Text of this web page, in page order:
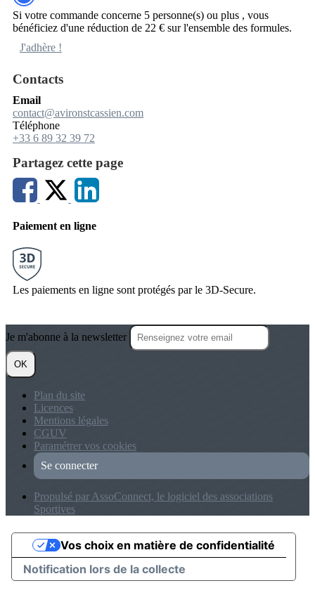
Si votre commande concerne 5 personne(s) ou plus , vous
bénéficiez d'une réduction de 22 € sur l'ensemble des formules.
J'adhère !
Contacts
Email
contact@avironstcassien.com
Téléphone
+33 6 89 32 39 72
Partagez cette page
Paiement en ligne
Les paiements en ligne sont protégés par le 3D-Secure.
Je m'abonne à la newsletter
OK
Plan du site
Licences
Mentions légales
CGUV
Paramétrer vos cookies
Se connecter
Propulsé par AssoConnect, le logiciel des associations
Sportives
Notification lors de la collecte
Vos choix en matière de confidentialité